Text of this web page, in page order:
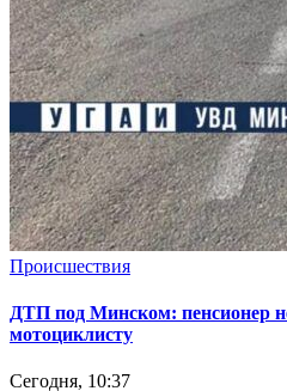
Происшествия
ДТП под Минском: пенсионер
мотоциклисту
Сегодня, 10:37